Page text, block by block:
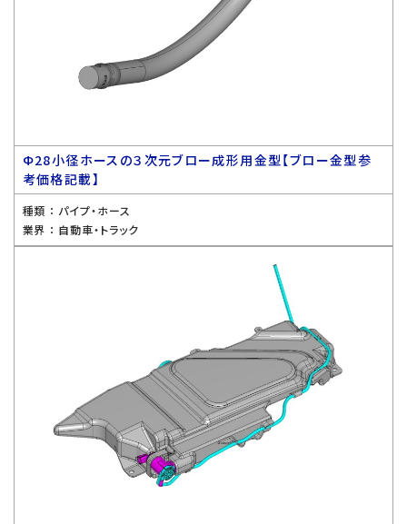
Ф28小径ホースの３次元ブロー成形用金型【ブロー金型参
考価格記載】
種類 ： パイプ・ホース
業界 ： 自動車・トラック